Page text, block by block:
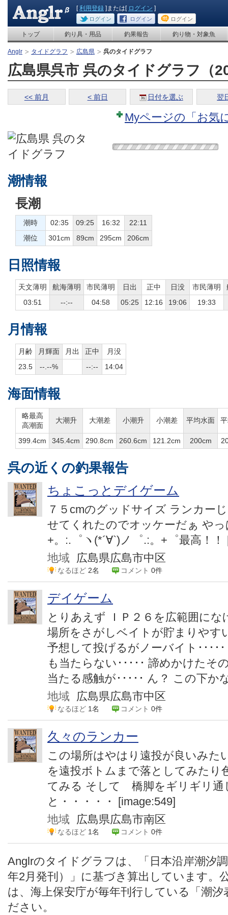
[利用登録 ]または[ ログイン ]
ログイン ログイン ログイン
トップ 釣り具・用品 釣果報告 釣り物・対象魚
Anglr タイドグラフ 広島県 呉のタイドグラフ
広島県呉市 呉のタイドグラフ（
<< 前月 < 前日 日付を選ぶ 翌
Myページの「お気
潮情報
長潮
潮時 02:35 09:25 16:32
22:11
潮位
301cm 89cm 295cm 206cm
日照情報
天文薄明 航海薄明 市民薄明 日出 正中 日没 市民薄明
03:51
--:-- 04:58 05:25 12:16 19:06 19:33
月情報
月齢 月輝面 月出 正中
月没
23.5
--.--% --:-- 14:04
海面情報
略最高
高潮面
大潮升 大潮差 小潮升 小潮差 平均水面
399.4cm 345.4cm 290.8cm 260.6cm 121.2cm 200cm
呉の近くの釣果報告
ちょこっとデイゲーム
７５cmのグッドサイズ ランカー
せてくれたのでオッケーだぁ や
+。:.゜ヽ(*´∀`)ノ゜.:。+゜最高！！
地域
広島県広島市中区
なるほど 2名 コメント 0件
デイゲーム
とりあえず ＩＰ２６を広範囲にな
場所をさがしベイトが貯まりやす
予想して投げるがノーバイト････
も当たらない･････ 諦めかけたそ
当たる感触が･････ ん？ この下か
地域
広島県広島市中区
なるほど 1名 コメント 0件
久々のランカー
この場所はやはり遠投が良いみ
を遠投ボトムまで落としてみたり
てみる そして 橋脚をギリギリ通
と・・・・・ [image:549]
地域
広島県広島市南区
なるほど 1名 コメント 0件
Anglrのタイドグラフは、「日本沿岸潮汐
年2月発刊）」に基づき算出しています。
は、海上保安庁が毎年刊行している「潮
ださい。